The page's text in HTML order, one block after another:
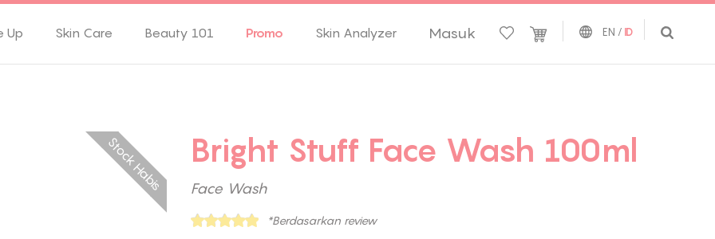
Up Skin Care Beauty 101 Promo Skin Analyzer Masuk EN / ID
Stock Habis Bright Stuff Face Wash 100ml
Face Wash
*Berdasarkan review